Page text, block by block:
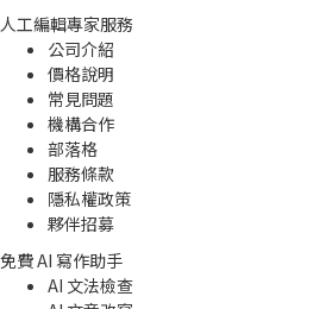
人工編輯專家服務
公司介紹
價格說明
常見問題
機構合作
部落格
服務條款
隱私權政策
夥伴招募
免費 AI 寫作助手
AI 文法檢查